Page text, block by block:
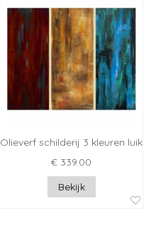
Olieverf schilderij 3 kleuren luik
€ 339.00
Bekijk